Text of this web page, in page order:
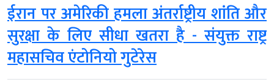
ईरान पर अमेरिकी हमला अंतर्राष्ट्रीय शांति और
सुरक्षा के लिए सीधा खतरा है - संयुक्त राष्ट्र
महासचिव एंटोनियो गुटेरेस